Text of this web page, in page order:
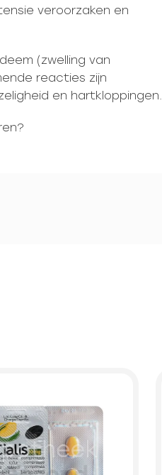
veroorzaken en
(zwelling van
reacties zijn
en hartkloppingen.